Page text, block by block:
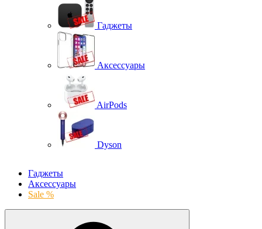
Гаджеты
Аксессуары
AirPods
Dyson
Гаджеты
Аксессуары
Sale %